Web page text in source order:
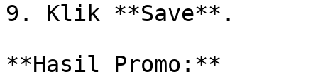
9. Klik **Save**.
**Hasil Promo:**